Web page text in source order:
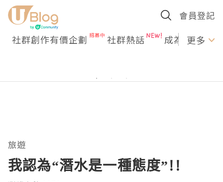
會員登記
社群創作有價企劃 社群熱話 成為U更多
旅遊
我認為“潛水是一種態度”!!